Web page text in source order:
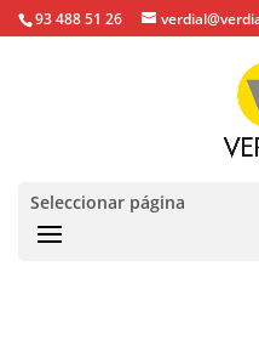
93 488 51 26
Seleccionar página